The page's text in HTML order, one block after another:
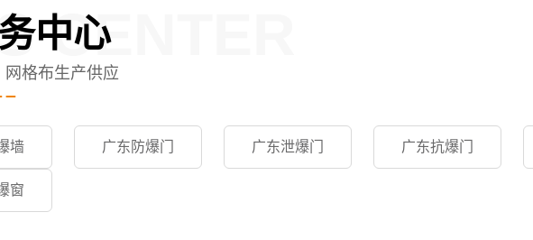
中心
CENTER
格布生产供应
墙 广东防爆门 广东泄爆门 广东抗爆门
窗